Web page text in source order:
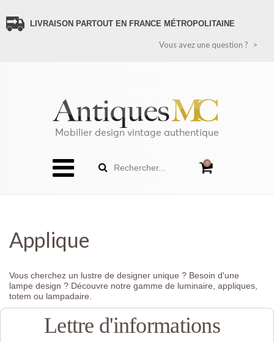
VOUS AVEZ UNE QUESTION ?
LIVRAISON ÉTRANGER (HORS FRANCE MÉTROPOLITAINE)
RECEVEZ TOUTES LES NOUVEAUTÉS
POLITIQUE DE CONFIDENTIALITÉ
LIVRAISON PARTOUT EN FRANCE MÉTROPOLITAINE
Vous avez une question ?
Mobilier design vintage authentique
Rechercher... 0
Applique
Vous cherchez un lustre de designer unique ? Besoin d'une
lampe design ? Découvre notre gamme de luminaire, appliques,
totem ou lampadaire.
Lettre d'informations